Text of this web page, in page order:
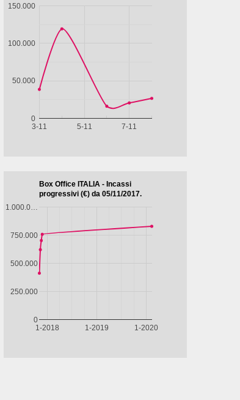
Belgio, 2024,
LA DIVINA
BERNHARDT
Messico,
Paesi Bassi,
IL
LA